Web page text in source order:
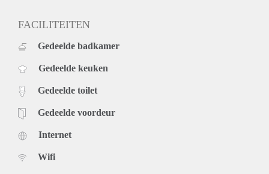
FACILITEITEN
Gedeelde badkamer
Gedeelde keuken
Gedeelde toilet
Gedeelde voordeur
Internet
Wifi